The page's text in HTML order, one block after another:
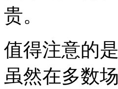
贵。
值得注意的
虽然在多数